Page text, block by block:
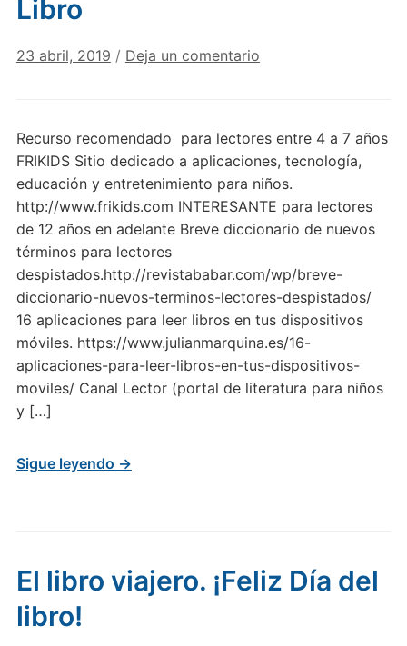
Libro
23 abril, 2019 / Deja un comentario
Recurso recomendado para lectores entre 4 a 7 años
FRIKIDS Sitio dedicado a aplicaciones, tecnología,
educación y entretenimiento para niños.
http://www.frikids.com INTERESANTE para lectores
de 12 años en adelante Breve diccionario de nuevos
términos para lectores
despistados.http://revistababar.com/wp/breve-
diccionario-nuevos-terminos-lectores-despistados/
16 aplicaciones para leer libros en tus dispositivos
móviles. https://www.julianmarquina.es/16-
aplicaciones-para-leer-libros-en-tus-dispositivos-
moviles/ Canal Lector (portal de literatura para niños
y […]
Sigue leyendo →
El libro viajero. ¡Feliz Día del
libro!